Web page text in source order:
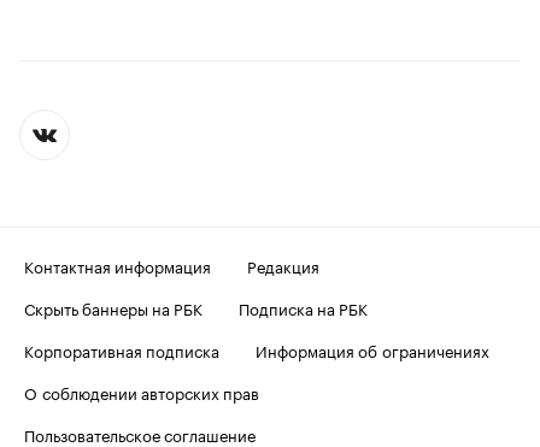
Контактная информация
Редакция
Скрыть баннеры на РБК
Подписка на РБК
Корпоративная подписка
Информация об ограничениях
О соблюдении авторских прав
Пользовательское соглашение